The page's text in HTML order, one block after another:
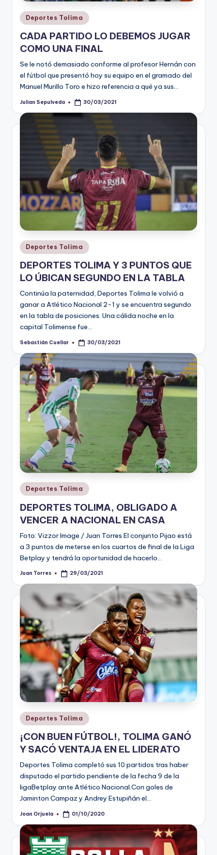
Publicado
en
Deportes Tolima
CADA PARTIDO LO DEBEMOS JUGAR
COMO UNA FINAL
Se le notó demasiado conforme al profesor Hernán con
el fútbol que presentó hoy su equipo en el gramado del
Manuel Murillo Toro e hizo referencia a qué ya sus…
Publicado
Julian Sepulveda 30/03/2021
Publicado
en
Deportes Tolima
DEPORTES TOLIMA Y 3 PUNTOS QUE
LO ÚBICAN SEGUNDO EN LA TABLA
Continúa la paternidad, Deportes Tolima le volvió a
ganar a Atlético Nacional 2-1 y se encuentra segundo
en la tabla de posiciones. Una cálida noche en la
capital Tolimense fue…
Publicado
Sebastián Cuellar 30/03/2021
Publicado
en
Deportes Tolima
DEPORTES TOLIMA, OBLIGADO A
VENCER A NACIONAL EN CASA
Foto: Vizzor Image / Juan Torres El conjunto Pijao está
a 3 puntos de meterse en los cuartos de final de la Liga
Betplay y tendrá la oportunidad de hacerlo…
Publicado
Juan Torres 29/03/2021
Publicado
en
Deportes Tolima
¡CON BUEN FÚTBOL!, TOLIMA GANÓ
Y SACÓ VENTAJA EN EL LIDERATO
Deportes Tolima completó sus 10 partidos tras haber
disputado el partido pendiente de la fecha 9 de la
ligaBetplay ante Atlético Nacional.Con goles de
Jaminton Campaz y Andrey Estupiñán el…
Publicado
Joan Orjuela 01/10/2020